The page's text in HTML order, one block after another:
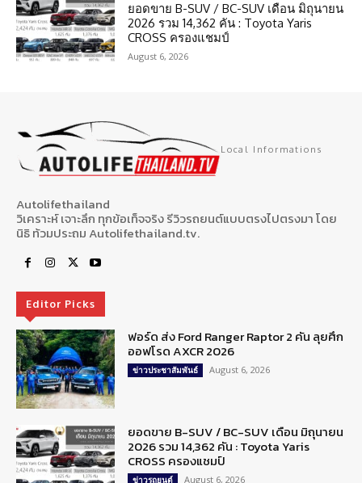
ยอดขาย B-SUV / BC-SUV เดือน มิถุนายน
2026 รวม 14,362 คัน : Toyota Yaris
CROSS ครองแชมป์
August 6, 2026
Local Informations
Autolifethailand
วิเคราะห์ เจาะลึก ทุกข้อเท็จจริง รีวิวรถยนต์แบบตรงไปตรงมา โดย
นิธิ ท้วมประถม Autolifethailand.tv.
Editor Picks
ฟอร์ด ส่ง Ford Ranger Raptor 2 คัน ลุยศึก
ออฟโรด AXCR 2026
ข่าวประชาสัมพันธ์ August 6, 2026
ยอดขาย B-SUV / BC-SUV เดือน มิถุนายน
2026 รวม 14,362 คัน : Toyota Yaris
CROSS ครองแชมป์
ข่าวรถยนต์ August 6, 2026